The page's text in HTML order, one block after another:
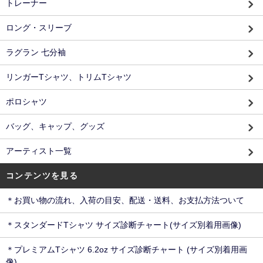
トレーナー
ロング・スリーブ
ラグラン 七分袖
リンガーTシャツ、トリムTシャツ
ポロシャツ
バッグ、キャップ、グッズ
アーティスト一覧
コンテンツを見る
＊お買い物の流れ、入荷の目安、配送・送料、お支払方法ついて
＊スタンダードTシャツ サイズ診断チャート(サイズ別着用画像)
＊プレミアムTシャツ 6.2oz サイズ診断チャート (サイズ別着用画